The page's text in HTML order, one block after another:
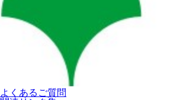
よくあるご質問